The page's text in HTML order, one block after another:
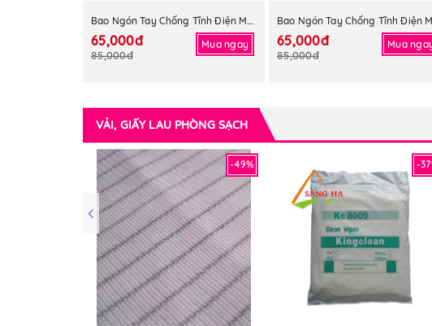
Bao Ngón Tay Chống Tĩnh Điện Màu Vàng
65,000đ
85,000đ
Mua ngay 65,000đ
85,000đ
Mua
VẢI, GIẤY LAU PHÒNG SẠCH
-49% -